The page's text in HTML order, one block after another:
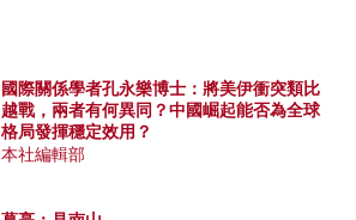
國際關係學者孔永樂博士：將美伊衝突類比
越戰，兩者有何異同？中國崛起能否為全球
格局發揮穩定效用？
本社編輯部